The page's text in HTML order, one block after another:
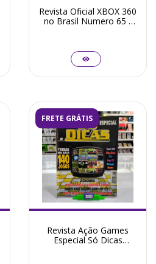
Revista Oficial XBOX 360
no Brasil Numero 65 -
FRETE GRÁTIS
Revista Ação Games
Especial Só Dicas